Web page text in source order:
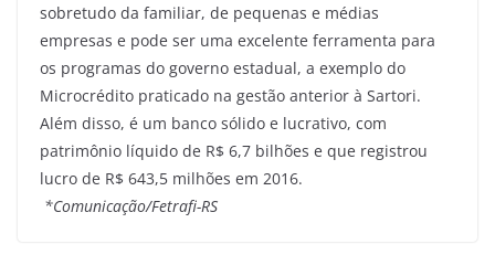
sobretudo da familiar, de pequenas e médias
empresas e pode ser uma excelente ferramenta para
os programas do governo estadual, a exemplo do
Microcrédito praticado na gestão anterior à Sartori.
Além disso, é um banco sólido e lucrativo, com
patrimônio líquido de R$ 6,7 bilhões e que registrou
lucro de R$ 643,5 milhões em 2016.
*Comunicação/Fetrafi-RS